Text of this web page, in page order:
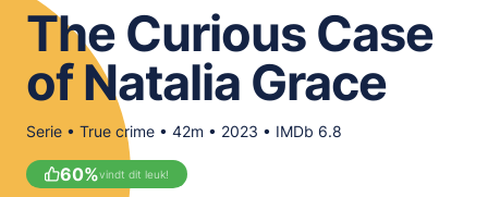
meJane Canal+
FILTER FILMS EN SERIES OP MIJN
DIENSTEN
Download
Binge
App
The Curious Case
of Natalia Grace
Serie • True crime • 42m • 2023 • IMDb 6.8
60%vindt dit leuk!